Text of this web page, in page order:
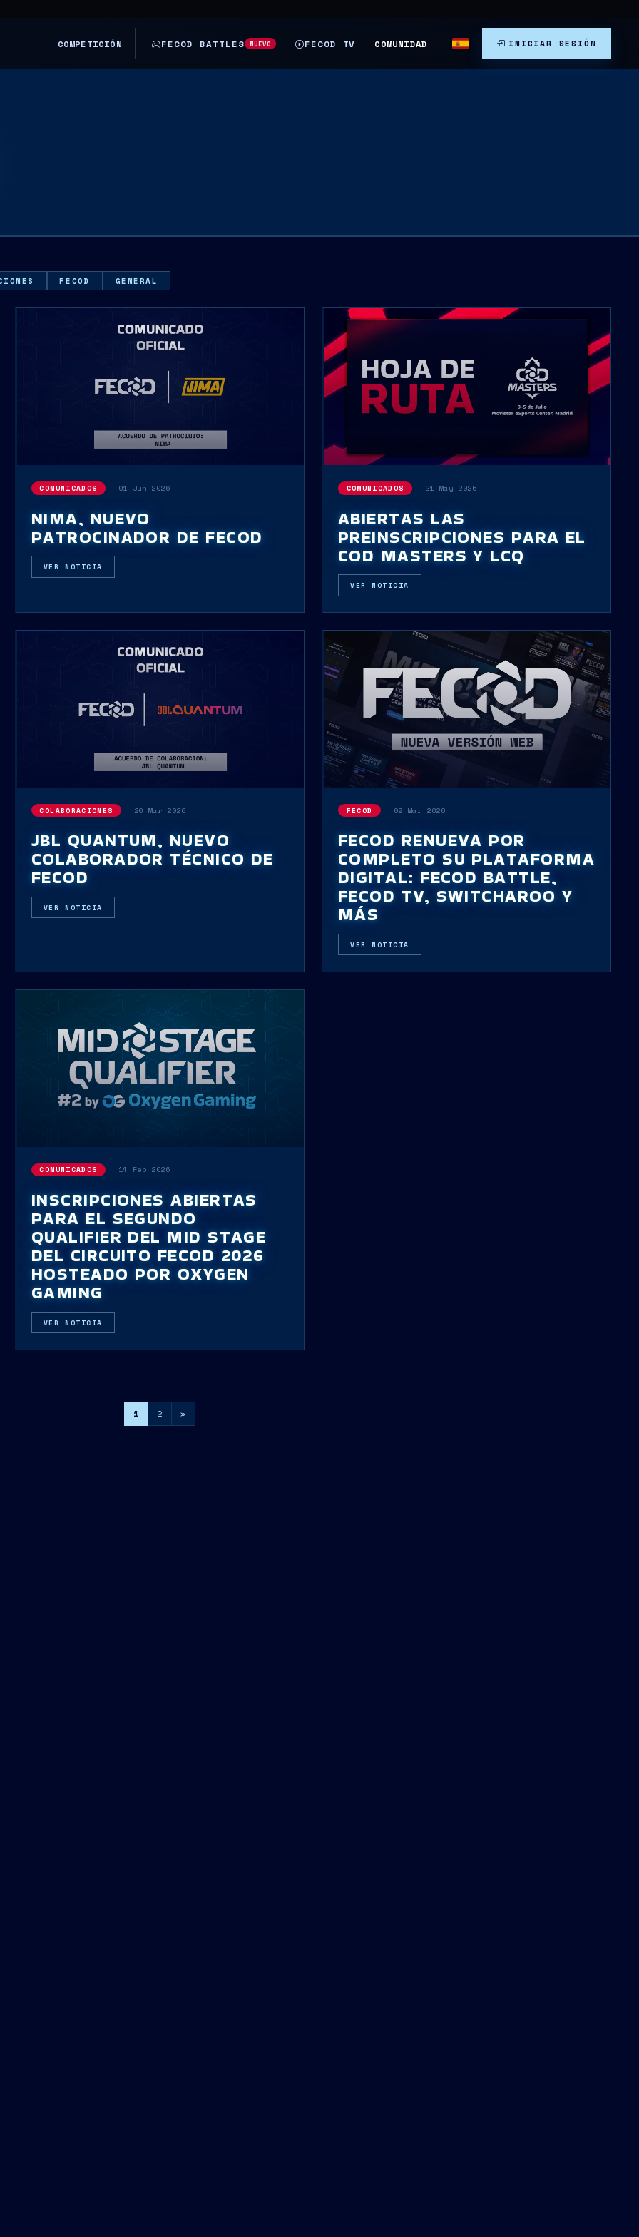
COMPETICIÓN FECOD BATTLES NUEVO FECOD TV COMUNIDAD INICIAR SESIÓN
FECOD GENERAL
COMUNICADOS 01 Jun 2026
NIMA, NUEVO
PATROCINADOR DE FECOD
VER NOTICIA
COMUNICADOS 21 May 2026
ABIERTAS LAS
PREINSCRIPCIONES PARA EL
COD MASTERS Y LCQ
VER NOTICIA
COLABORACIONES 20 Mar 2026
JBL QUANTUM, NUEVO
COLABORADOR TÉCNICO DE
FECOD
VER NOTICIA
FECOD 02 Mar 2026
FECOD RENUEVA POR
COMPLETO SU PLATAFORMA
DIGITAL: FECOD BATTLE,
FECOD TV, SWITCHAROO Y
MÁS
VER NOTICIA
COMUNICADOS 14 Feb 2026
INSCRIPCIONES ABIERTAS
PARA EL SEGUNDO
QUALIFIER DEL MID STAGE
DEL CIRCUITO FECOD 2026
HOSTEADO POR OXYGEN
GAMING
VER NOTICIA
1 2 »